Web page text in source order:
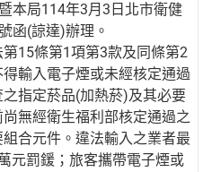
本局114年3月3日北市衛健
函(諒達)辦理。
15條第1項第3款及同條第2
輸入電子煙或未經核定通過
指定菸品(加熱菸)及其必要
無經衛生福利部核定通過之
合元件。違法輸入之業者最
元罰鍰；旅客攜帶電子煙或